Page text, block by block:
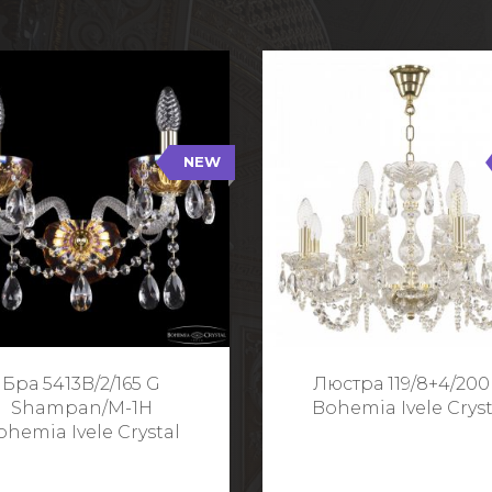
NEW
Бра 5413B/2/165 G
Shampan/M-1H
Ivele Crystal
2/165 G Shampan/M-1H
Тип: Хрустальные
арматуры: Золото/
Кол-во ламп: 2
Ширина: 35 см
Люстра 119/8+4/200
Bohemia Ivele
119/8+4/200 G
Тип: Стеклянный рожок
Цвет арматуры:
Кол-во ламп:
Диаметр: 58